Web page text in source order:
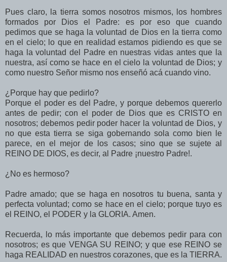
Pues claro, la tierra somos nosotros mismos, los hombres
formados por Dios el Padre: es por eso que cuando
pedimos que se haga la voluntad de Dios en la tierra como
en el cielo; lo que en realidad estamos pidiendo es que se
haga la voluntad del Padre en nuestras vidas antes que la
nuestra, así como se hace en el cielo la voluntad de Dios; y
como nuestro Señor mismo nos enseñó acá cuando vino.
¿Porque hay que pedirlo?
Porque el poder es del Padre, y porque debemos quererlo
antes de pedir; con el poder de Dios que es CRISTO en
nosotros; debemos pedir poder hacer la voluntad de Dios, y
no que esta tierra se siga gobernando sola como bien le
parece, en el mejor de los casos; sino que se sujete al
REINO DE DIOS, es decir, al Padre ¡nuestro Padre!.
¿No es hermoso?
Padre amado; que se haga en nosotros tu buena, santa y
perfecta voluntad; como se hace en el cielo; porque tuyo es
el REINO, el PODER y la GLORIA. Amen.
Recuerda, lo más importante que debemos pedir para con
nosotros; es que VENGA SU REINO; y que ese REINO se
haga REALIDAD en nuestros corazones, que es la TIERRA.